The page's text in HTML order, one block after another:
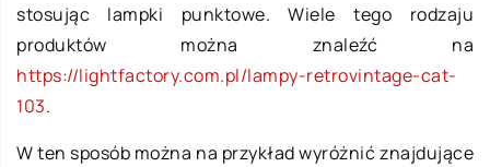
stosując lampki punktowe. Wiele tego rodzaju
produktów można znaleźć na
https://lightfactory.com.pl/lampy-retrovintage-cat-
103.
W ten sposób można na przykład wyróżnić znajdujące